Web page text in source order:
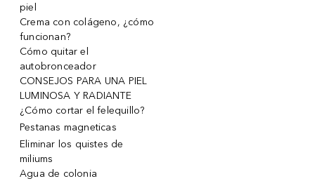
piel
Crema con colágeno, ¿cómo
funcionan?
Cómo quitar el
autobronceador
CONSEJOS PARA UNA PIEL
LUMINOSA Y RADIANTE
¿Cómo cortar el felequillo?
Pestanas magneticas
Eliminar los quistes de
miliums
Agua de colonia